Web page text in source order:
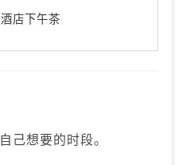
店下午茶
己想要的时段。